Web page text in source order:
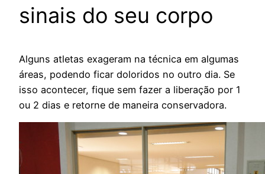
sinais do seu corpo
Alguns atletas exageram na técnica em algumas
áreas, podendo ficar doloridos no outro dia. Se
isso acontecer, fique sem fazer a liberação por 1
ou 2 dias e retorne de maneira conservadora.